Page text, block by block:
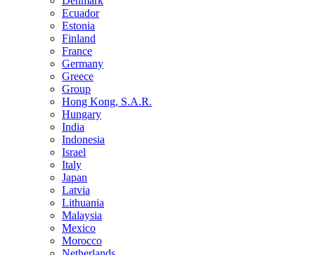
Ecuador
Estonia
Finland
France
Germany
Greece
Group
Hong Kong, S.A.R.
Hungary
India
Indonesia
Israel
Italy
Japan
Latvia
Lithuania
Malaysia
Mexico
Morocco